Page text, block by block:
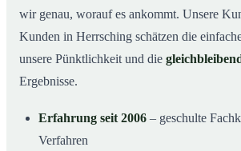
wir genau, worauf es ankommt. Unsere
Kunden in Herrsching schätzen die
unsere Pünktlichkeit und die
Ergebnisse.
Erfahrung seit 2006 – geschulte
Verfahren